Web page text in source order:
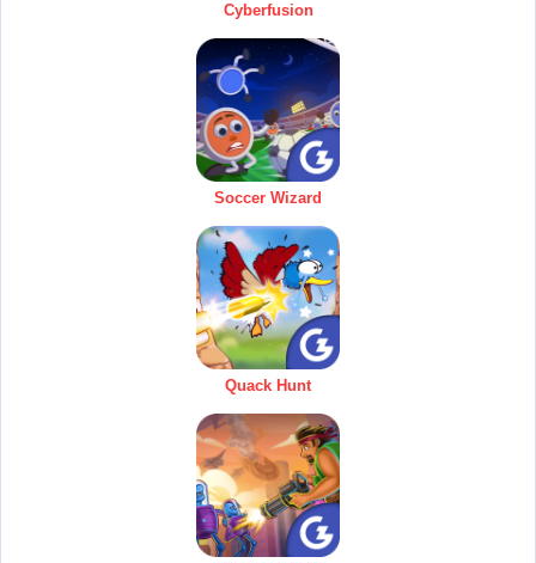
Cyberfusion
Soccer Wizard
Quack Hunt